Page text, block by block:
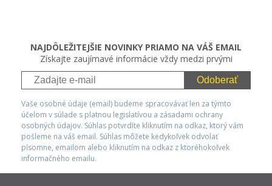
NAJDÔLEŽITEJŠIE NOVINKY PRIAMO NA VÁŠ EMAIL
Získajte zaujímavé informácie vždy medzi prvými
Odoberať
Vaše osobné údaje (email) budeme spracovávať len za týmto
účelom v súlade s platnou legislatívou a zásadami ochrany
osobných údajov. Súhlas potvrdíte kliknutím na odkaz, ktorý vám
pošleme na váš email. Súhlas môžete kedykoľvek odvolať
písomne, emailom alebo kliknutím na odkaz z ktoréhokoľvek
informačného emailu.